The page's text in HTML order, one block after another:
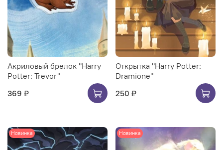
Акриловый брелок "Harry
Potter: Trevor"
369 ₽
Открытка "Harry Potter:
Dramione"
250 ₽
Новинка Новинка